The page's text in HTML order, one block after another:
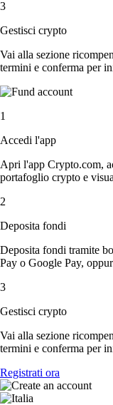
3
Gestisci crypto
Vai alla sezione
termini e conferma per
1
Accedi l'app
Apri l'app Crypto.com,
portafoglio crypto e
2
Deposita fondi
Deposita fondi tramite
Pay o Google Pay,
3
Gestisci crypto
Vai alla sezione
termini e conferma per
Registrati ora